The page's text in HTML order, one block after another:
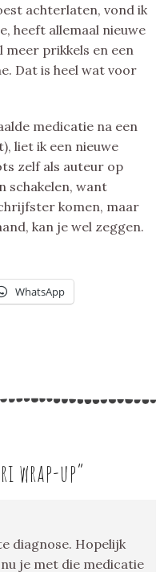
achterlaten, vond ik
heeft allemaal nieuwe
meer prikkels en een
Dat is heel wat voor
medicatie na een
liet ik een nieuwe
zelf als auteur op
schakelen, want
komen, maar
kan je wel zeggen.
WhatsApp
wrap-up”
diagnose. Hopelijk
je met die medicatie